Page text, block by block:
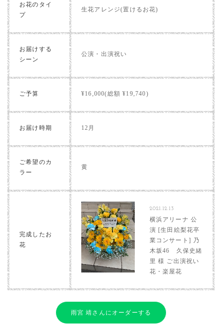
お花のタイ
プ
生花アレンジ(置けるお花)
お届けする
シーン
公演・出演祝い
ご予算 ¥16,000(総額 ¥19,740)
お届け時期 12月
ご希望のカ
ラー
黄
完成したお
花
2021.12.13
横浜アリーナ 公
演 [生田絵梨花卒
業コンサート] 乃
木坂46 久保史緒
里 様 ご出演祝い
花・楽屋花
雨宮 靖さんにオーダーする